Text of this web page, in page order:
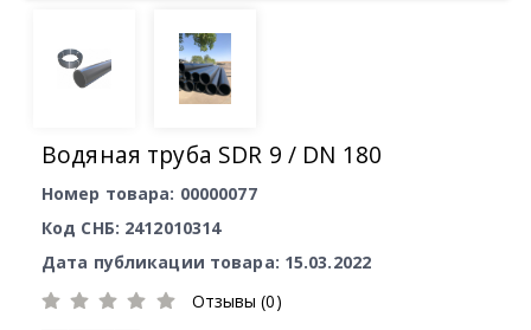
Водяная труба SDR 9 / DN 180
Номер товара: 00000077
Код СНБ: 2412010314
Дата публикации товара: 15.03.2022
Отзывы (0)